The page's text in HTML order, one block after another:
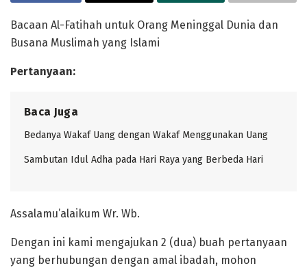
Bacaan Al-Fatihah untuk Orang Meninggal Dunia dan
Busana Muslimah yang Islami
Pertanyaan:
Baca Juga
Bedanya Wakaf Uang dengan Wakaf Menggunakan Uang
Sambutan Idul Adha pada Hari Raya yang Berbeda Hari
Assalamu’alaikum Wr. Wb.
Dengan ini kami mengajukan 2 (dua) buah pertanyaan
yang berhubungan dengan amal ibadah, mohon